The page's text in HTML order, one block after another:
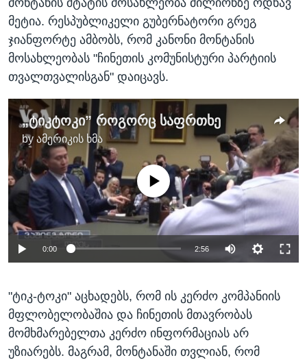
მონტანის შტატის მოსახლეობა მილიონზე ოდნავ
მეტია. რესპუბლიკელი გუბერნატორი გრეგ
ჯიანფორტე ამბობს, რომ კანონი მონტანის
მოსახლეობას "ჩინეთის კომუნისტური პარტიის
თვალთვალისგან" დაიცავს.
„ტიკტოკი” როგორც საფრთხე
by ამერიკის ხმა
No media source currently available
0:00 2:56
"ტიკ-ტოკი" აცხადებს, რომ ის კერძო კომპანიის
მფლობელობაშია და ჩინეთის მთავრობას
მომხმარებელთა კერძო ინფორმაციას არ
უზიარებს. მაგრამ, მონტანაში თვლიან, რომ